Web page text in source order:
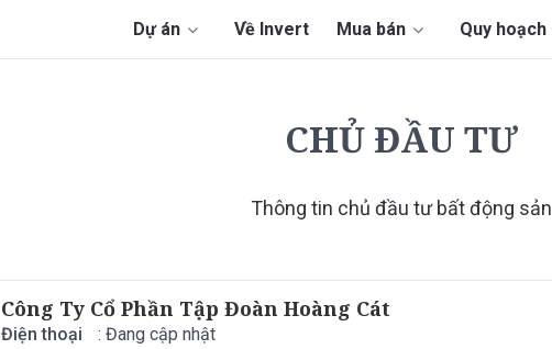
Dự án Về Invert Mua bán Quy hoạch
CHỦ ĐẦU TƯ
Thông tin chủ đầu tư bất động sản
Công Ty Cổ Phần Tập Đoàn Hoàng Cát
Điện thoại
: Đang cập nhật